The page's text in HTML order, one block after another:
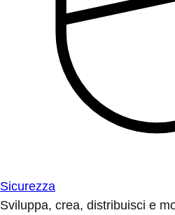
Sicurezza
Sviluppa, crea, distribuisci e